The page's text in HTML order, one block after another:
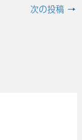
次の投稿→